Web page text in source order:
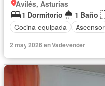
Avilés, Asturias
1 Dormitorio
1 Baño
Cocina equipada
Ascensor
2 may 2026 en Vadevender